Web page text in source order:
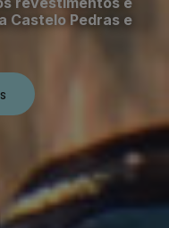
Castelo Pedras e